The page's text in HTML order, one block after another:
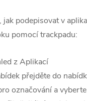
jak podepisovat v
pomocí trackpadu:
z Aplikací
přejděte do
označování a